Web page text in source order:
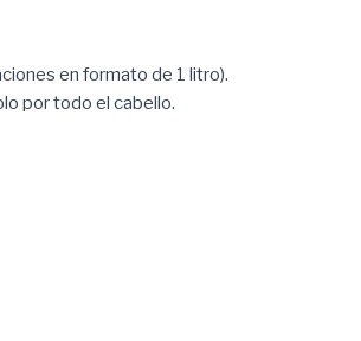
en formato de 1 litro).
por todo el cabello.